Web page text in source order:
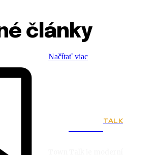
články
Načítať viac
TALK